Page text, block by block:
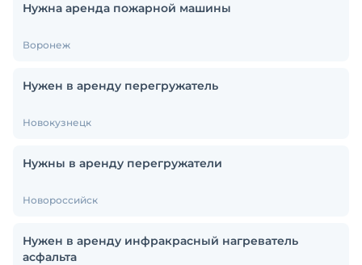
Нужна аренда пожарной машины
Воронеж
Нужен в аренду перегружатель
Новокузнецк
Нужны в аренду перегружатели
Новороссийск
Нужен в аренду инфракрасный нагреватель
асфальта